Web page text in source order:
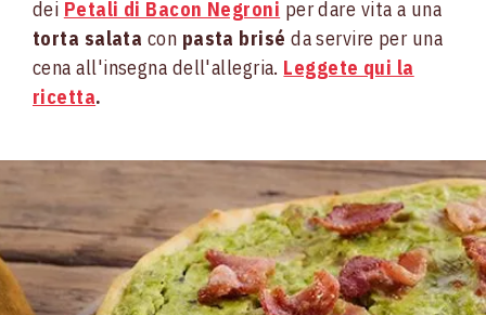
dei Petali di Bacon Negroni per dare vita a una
torta salata con pasta brisé da servire per una
cena all'insegna dell'allegria. Leggete qui la
ricetta.